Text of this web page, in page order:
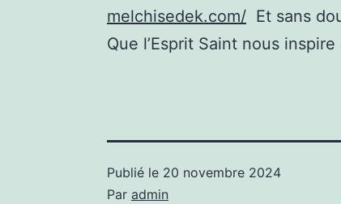
melchisedek.com/ Et sans
Que l’Esprit Saint nous
Publié le 20 novembre 2024
Par admin